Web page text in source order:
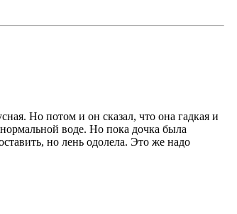
Но потом и он сказал, что она гадкая и
воде. Но пока дочка была
но лень одолела. Это же надо